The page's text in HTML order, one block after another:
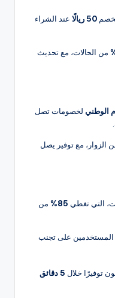
50 ريالًا
عند الشراء
من الحالات، مع تحديث
الوطني لخصومات تصل
الزوار، مع توفير يصل
التي تغطي 85%
من
على تجنب
توفيرًا خلال 5 دقائق